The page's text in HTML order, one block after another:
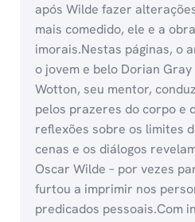
após Wilde fazer
mais comedido, ele e a
imorais.Nestas páginas, o
o jovem e belo Dorian
Wotton, seu mentor,
pelos prazeres do corpo e
reflexões sobre os limites
cenas e os diálogos
Oscar Wilde – por vezes
furtou a imprimir nos
predicados pessoais.Com